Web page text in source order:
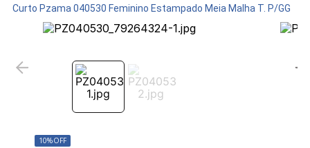
Curto Pzama 040530 Feminino Estampado Meia Malha T. P/GG
10%OFF